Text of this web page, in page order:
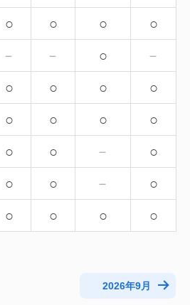
○ ○ ○ ○
－ － ○ －
○ ○ ○ ○
○ ○ ○ ○
○ ○ － ○
○ ○ － ○
○ ○ ○ ○
2026年9月